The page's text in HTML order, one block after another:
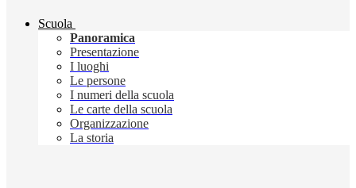
Scuola
Panoramica
Presentazione
I luoghi
Le persone
I numeri della scuola
Le carte della scuola
Organizzazione
La storia